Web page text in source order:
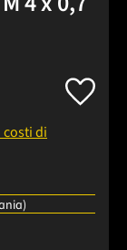
costi di